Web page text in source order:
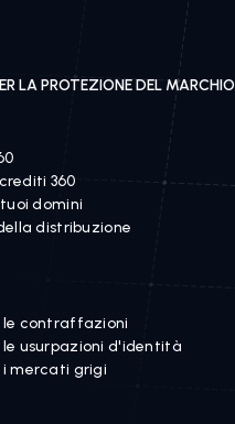
LA PROTEZIONE DEL MARCHIO
360
domini
distribuzione
le contraffazioni
le usurpazioni d'identità
i mercati grigi